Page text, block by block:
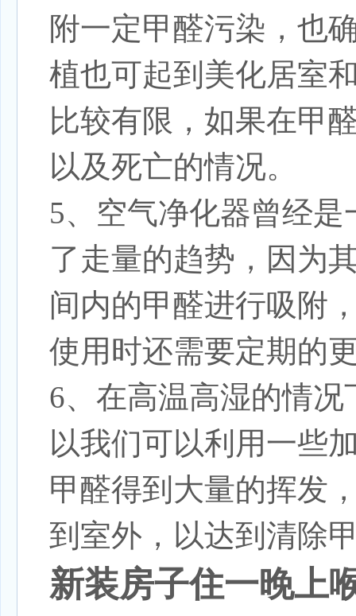
附一定甲醛污染，也
植也可起到美化居室
比较有限，如果在甲
以及死亡的情况。
5、空气净化器曾经
了走量的趋势，因为
间内的甲醛进行吸附
使用时还需要定期的
6、在高温高湿的情
以我们可以利用一些
甲醛得到大量的挥发
到室外，以达到清除
新装房子住一晚上